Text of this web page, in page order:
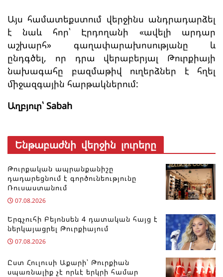
Այս համատեքստում վերջինս անդրադարձել
է նաև հոր՝ Էրդողանի «ավելի արդար
աշխարհ» գաղափարախոսությանը և
ընդգծել, որ դրա վերաբերյալ Թուրքիայի
նախագահը բազմաթիվ ուղերձներ է հղել
միջազգային հարթակներում:
Աղբյուր՝ Sabah
Ենթաբաժնի վերջին լուրերը
Թուրքական ապրանքանիշը
դադարեցնում է գործունեությունը
Ռուսաստանում
07.08.2026
Երգչուհի Բեյոնսեն ​​4 դատական հայց է
ներկայացրել Թուրքիայում
07.08.2026
Ըստ Հուլուսի Աքարի՝ Թուրքիան
սպառնալիք չէ որևէ երկրի համար